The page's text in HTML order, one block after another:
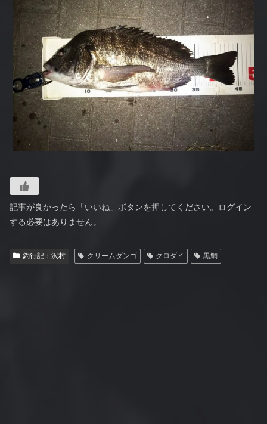
記事が良かったら「いいね」ボタンを押してください。ログイン
する必要はありません。
釣行記：沢村 クリームダンゴ クロダイ 黒鯛